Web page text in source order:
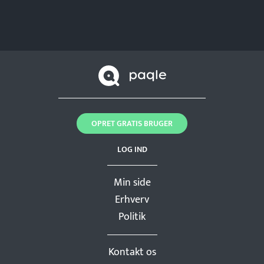
Min side
Erhverv
Politik
Kontakt os
LOG IND
OPRET GRATIS BRUGER